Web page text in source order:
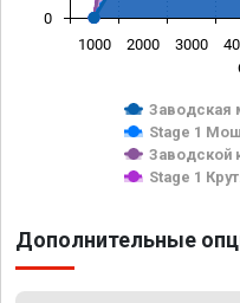
Заводская
Stage 1
Заводской
Stage 1
1000 2000 3000
0
Дополнительные